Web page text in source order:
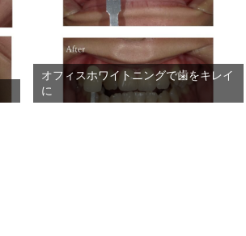
オフィスホワイトニングで歯をキレイ
に